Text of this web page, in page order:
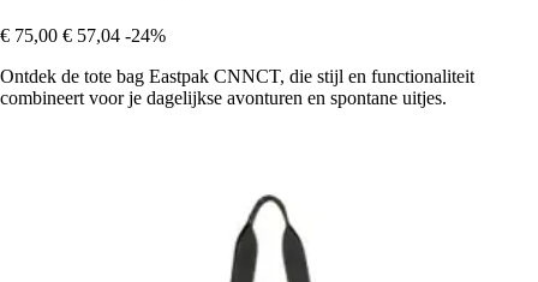
€ 75,00 € 57,04 -24%
Ontdek de tote bag Eastpak CNNCT, die stijl en functionaliteit
combineert voor je dagelijkse avonturen en spontane uitjes.